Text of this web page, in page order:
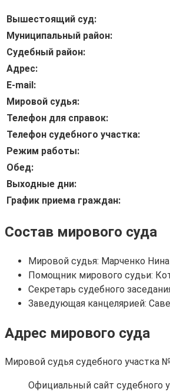
Вышестоящий суд:
Муниципальный район:
Судебный район:
Адрес:
E-mail:
Мировой судья:
Телефон для справок:
Телефон судебного участка:
Режим работы:
Обед:
Выходные дни:
График приема граждан:
Состав мирового суда
Мировой судья: Марченко Нина
Помощник мирового судьи:
Секретарь судебного
Заведующая канцелярией:
Адрес мирового суда
Мировой судья судебного участка
Официальный сайт судебного